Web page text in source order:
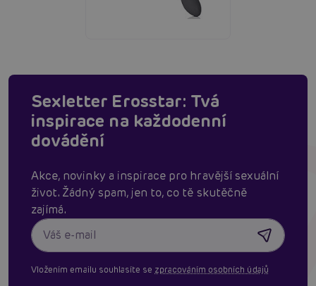
Sexletter Erosstar: Tvá
inspirace na každodenní
dovádění
Akce, novinky a inspirace pro hravější sexuální
život. Žádný spam, jen to, co tě skutěčně
zajímá.
Vložením emailu souhlasíte se zpracováním osobních údajů